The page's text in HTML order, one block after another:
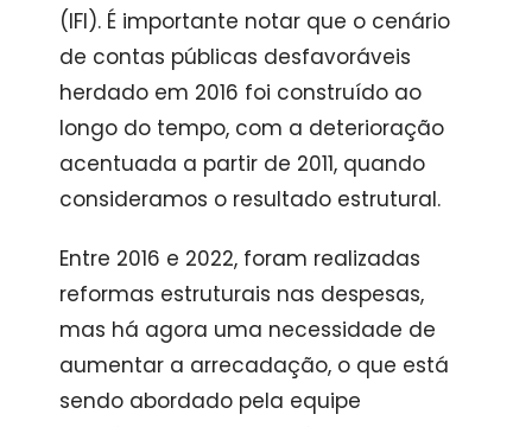
(IFI). É importante notar que o cenário
de contas públicas desfavoráveis
herdado em 2016 foi construído ao
longo do tempo, com a deterioração
acentuada a partir de 2011, quando
consideramos o resultado estrutural.
Entre 2016 e 2022, foram realizadas
reformas estruturais nas despesas,
mas há agora uma necessidade de
aumentar a arrecadação, o que está
sendo abordado pela equipe